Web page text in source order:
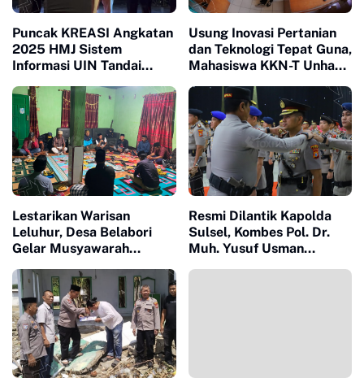
Puncak KREASI Angkatan
2025 HMJ Sistem
Informasi UIN Tandai
Usung Inovasi Pertanian
dan Teknologi Tepat Guna,
Mahasiswa KKN-T Unhas
Lestarikan Warisan
Leluhur, Desa Belabori
Gelar Musyawarah
Badik
Resmi Dilantik Kapolda
Sulsel, Kombes Pol. Dr.
Muh. Yusuf Usman